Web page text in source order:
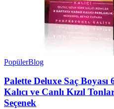
PopülerBlog
Palette Deluxe Saç Boyası
Kalıcı ve Canlı Kızıl
Seçenek